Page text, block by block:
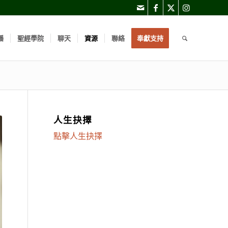
聖經學院 聊天 資源 聯絡 奉獻支持
人生抉擇
點擊人生抉擇